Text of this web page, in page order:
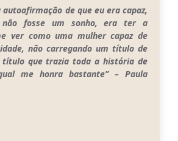
autoafirmação de que eu era capaz,
fosse um sonho, era ter a
ver como uma mulher capaz de
não carregando um título de
título que trazia toda a história de
me honra bastante” – Paula